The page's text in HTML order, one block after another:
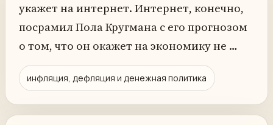
укажет на интернет. Интернет, конечно,
посрамил Пола Кругмана с его прогнозом
о том, что он окажет на экономику не …
инфляция, дефляция и денежная политика